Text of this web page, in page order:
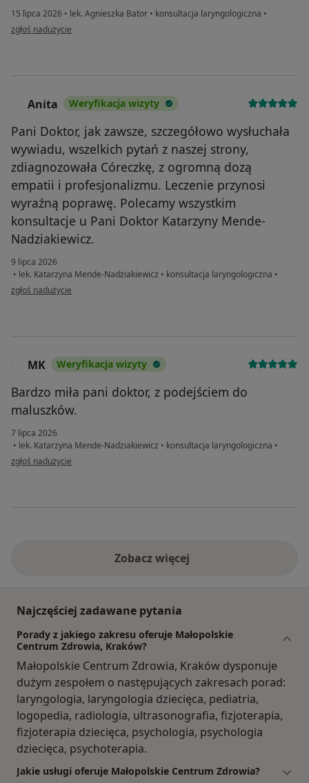
15 lipca 2026 • lek. Agnieszka Bator • konsultacja laryngologiczna •
w opinii użytkownika Klaudia
zgłoś nadużycie
Anita Weryfikacja wizyty
Pani Doktor, jak zawsze, szczegółowo wysłuchała
wywiadu, wszelkich pytań z naszej strony,
zdiagnozowała Córeczkę, z ogromną dozą
empatii i profesjonalizmu. Leczenie przynosi
wyraźną poprawę. Polecamy wszystkim
konsultacje u Pani Doktor Katarzyny Mende-
Nadziakiewicz.
9 lipca 2026
• lek. Katarzyna Mende-Nadziakiewicz • konsultacja laryngologiczna •
w opinii użytkownika Anita
zgłoś nadużycie
MK Weryfikacja wizyty
Bardzo miła pani doktor, z podejściem do
maluszków.
7 lipca 2026
• lek. Katarzyna Mende-Nadziakiewicz • konsultacja laryngologiczna •
w opinii użytkownika MK
zgłoś nadużycie
Zobacz więcej
Najczęściej zadawane pytania
Porady z jakiego zakresu oferuje Małopolskie
Centrum Zdrowia, Kraków?
Małopolskie Centrum Zdrowia, Kraków dysponuje
dużym zespołem o następujących zakresach porad:
laryngologia, laryngologia dziecięca, pediatria,
logopedia, radiologia, ultrasonografia, fizjoterapia,
fizjoterapia dziecięca, psychologia, psychologia
dziecięca, psychoterapia.
Jakie usługi oferuje Małopolskie Centrum Zdrowia?